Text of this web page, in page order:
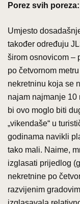
Porez svih
Umjesto
također određuju
širom osnovicom –
po četvornom
nekretninu koja se
najam najmanje 10
bi ovo moglo biti
„vikendaše“ u
godinama navikli
tako mali. Naime,
izglasati prijedlog
nekretnine po
razvijenim